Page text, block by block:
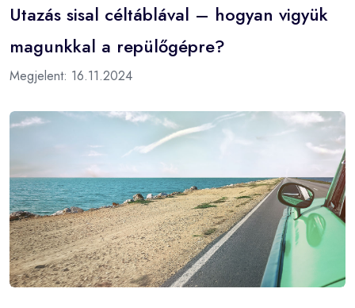
Utazás sisal céltáblával – hogyan vigyük
magunkkal a repülőgépre?
Megjelent: 16.11.2024